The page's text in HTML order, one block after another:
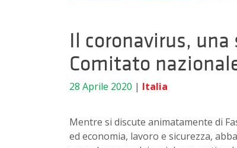
Il coronavirus,
Comitato
28 Aprile 2020 | Italia
Mentre si discute animatamente di
ed economia, lavoro e sicurezza,